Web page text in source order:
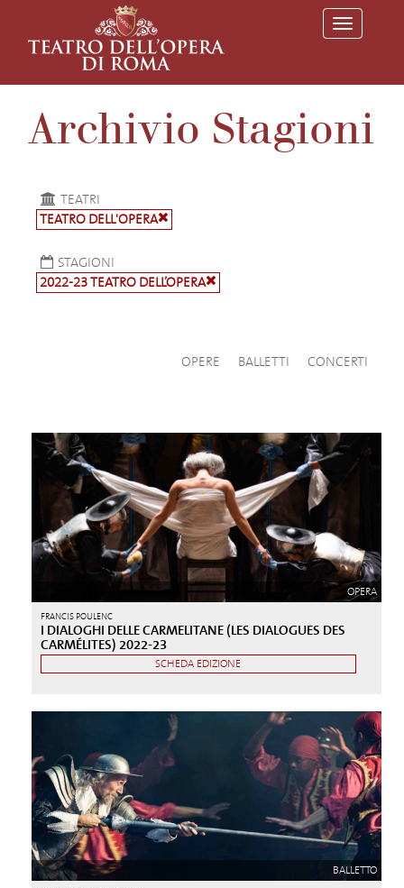
T
o
l
a
v
Archivio Stagioni
TEATRI
TEATRO DELL'OPERA
STAGIONI
2022-23 TEATRO DELL’OPERA
OPERE BALLETTI CONCERTI
OPERA
FRANCIS POULENC
I DIALOGHI DELLE CARMELITANE (LES DIALOGUES DES
CARMÉLITES) 2022-23
SCHEDA EDIZIONE
BALLETTO